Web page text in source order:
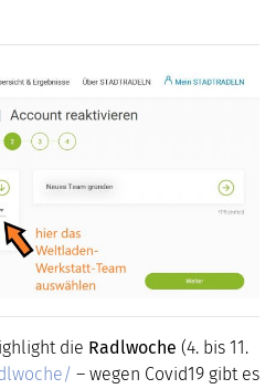
die Radlwoche (4. bis 11.
– wegen Covid19 gibt es